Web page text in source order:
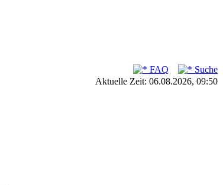
FAQ
Suche
Aktuelle Zeit: 06.08.2026, 09:50